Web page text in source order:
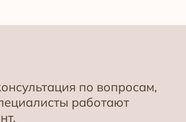
по вопросам,
работают